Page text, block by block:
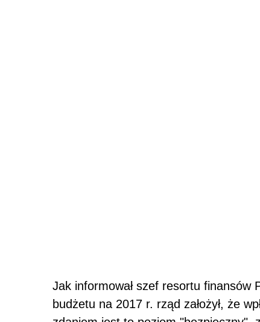
Jak informował szef resortu finansów
budżetu na 2017 r. rząd założył, że